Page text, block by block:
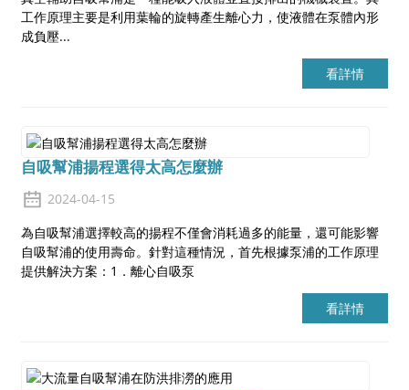
工作原理主要是利用葉輪的旋轉產生離心力，使液體在泵體內形
成負壓...
看詳情
自吸幫浦揚程選得太高怎麼辦
2024-04-15
為自吸幫浦選擇較高的揚程不僅會消耗過多的能量，還可能影響
自吸幫浦的使用壽命。針對這種情況，首先根據泵浦的工作原理
提供解決方案：1．離心自吸泵
看詳情